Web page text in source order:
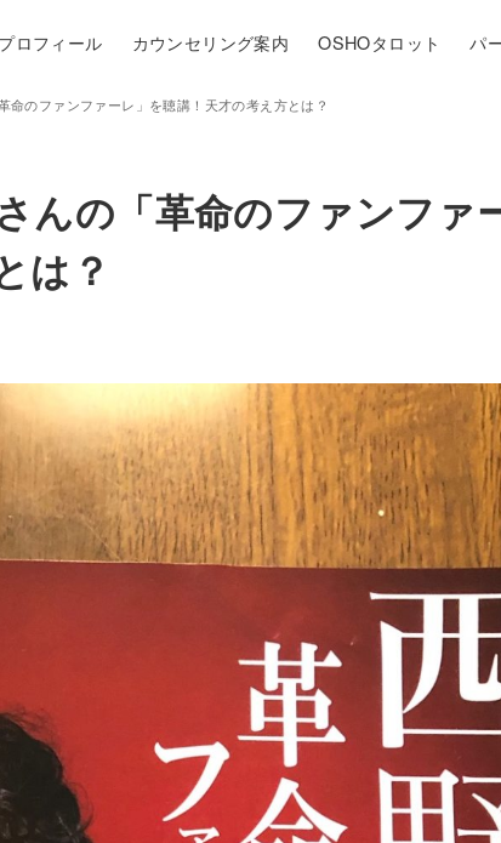
プロフィール カウンセリング案内 OSHOタロット パ
命のファンファーレ」を聴講！天才の考え方とは？
んの「革命のファンファ
は？